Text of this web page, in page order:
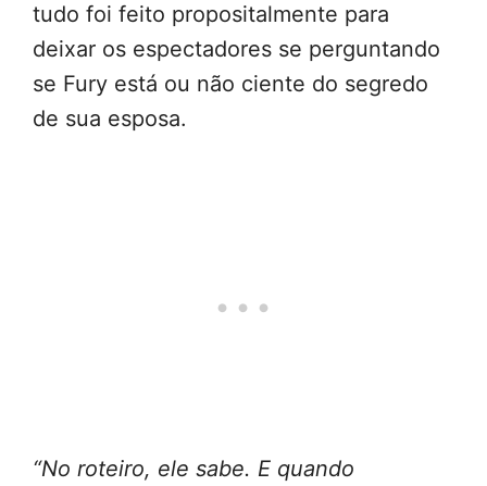
tudo foi feito propositalmente para
deixar os espectadores se perguntando
se Fury está ou não ciente do segredo
de sua esposa.
“No roteiro, ele sabe. E quando